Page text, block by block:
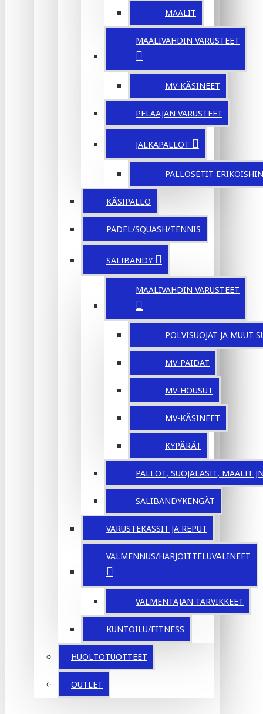
MAALIT
MAALIVAHDIN VARUSTEET
MV-KÄSINEET
PELAAJAN VARUSTEET
JALKAPALLOT
PALLOSETIT
KÄSIPALLO
PADEL/SQUASH/TENNIS
SALIBANDY
MAALIVAHDIN VARUSTEET
POLVISUOJAT JA MUUT
MV-PAIDAT
MV-HOUSUT
MV-KÄSINEET
KYPÄRÄT
PALLOT, SUOJALASIT, MAALIT
SALIBANDYKENGÄT
VARUSTEKASSIT JA REPUT
VALMENNUS/HARJOITTELUVÄLINEET
VALMENTAJAN TARVIKKEET
KUNTOILU/FITNESS
HUOLTOTUOTTEET
OUTLET